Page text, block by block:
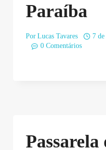
Paraíba
Por Lucas Tavares
7
0 Comentários
Passarela